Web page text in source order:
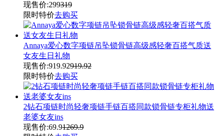
现售价:299319
限时特价去购买
Annaya爱心数字项链吊坠锁骨链高级感轻奢百搭气质送
女友生日礼物
现售价:919.92919.92
限时特价去购买
2钻石项链时尚轻奢项链手链百搭同款锁骨链专柜礼物送
老婆女友ins
现售价:69.91269.9